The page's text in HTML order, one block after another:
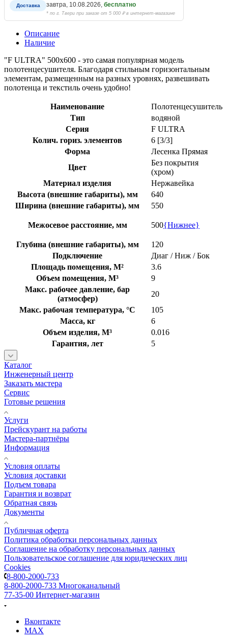
Доставка завтра, 10.08.2026, бесплатно
* по г. Твери при заказе от 5 000 ₽ в интернет-магазине
Описание
Наличие
"F ULTRA" 500х600 - это самая популярная модель
полотенцесушителя. Благодаря стильным горизонтальным
элементам, размещенным на разных уровнях, развешивать
полотенца и текстиль очень удобно!
Наименование
Полотенцесушитель
Тип
водяной
Серия
F ULTRA
Колич. гориз. элементов
6 [3/3]
Форма
Лесенка Прямая
Цвет
Без покрытия
(хром)
Материал изделия
Нержавейка
Высота (внешние габариты), мм
640
Ширина (внешние габариты), мм
550
Межосевое расстояние, мм 500{Нижнее}
Глубина (внешние габариты), мм
120
Подключение
Диаг / Ниж / Бок
Площадь помещения, М²
3.6
Объем помещения, М³
9
Макс. рабочее давление, бар
(атмосфер)
20
Макс. рабочая температура, °C
105
Масса, кг
6
Объем изделия, М³
0.016
Гарантия, лет
5
Каталог
Инженерный центр
Заказать мастера
Сервис
Готовые решения
Услуги
Прейскурант на работы
Мастера-партнёры
Информация
Условия оплаты
Условия доставки
Подъем товара
Гарантия и возврат
Обратная связь
Документы
Публичная оферта
Политика обработки персональных данных
Соглашение на обработку персональных данных
Пользовательское соглашение для юридических лиц
Cookies
8-800-2000-733
8-800-2000-733 Многоканальный
77-35-00 Интернет-магазин
Вконтакте
MAX